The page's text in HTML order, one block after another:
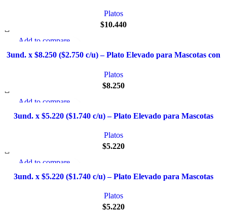
Platos
$10.440
Add to compare
Quick view
3und. x $8.250 ($2.750 c/u) – Plato Elevado para Mascotas con
Platos
$8.250
Add to compare
Quick view
3und. x $5.220 ($1.740 c/u) – Plato Elevado para Mascotas
Platos
$5.220
Add to compare
Quick view
3und. x $5.220 ($1.740 c/u) – Plato Elevado para Mascotas
Platos
$5.220